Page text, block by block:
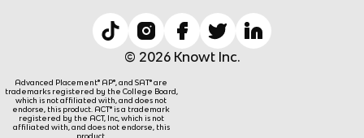
© 2026 Knowt Inc.
Advanced Placement® AP®, and SAT® are
trademarks registered by the College Board,
which is not affiliated with, and does not
endorse, this product. ACT® is a trademark
registered by the ACT, Inc, which is not
affiliated with, and does not endorse, this
product.